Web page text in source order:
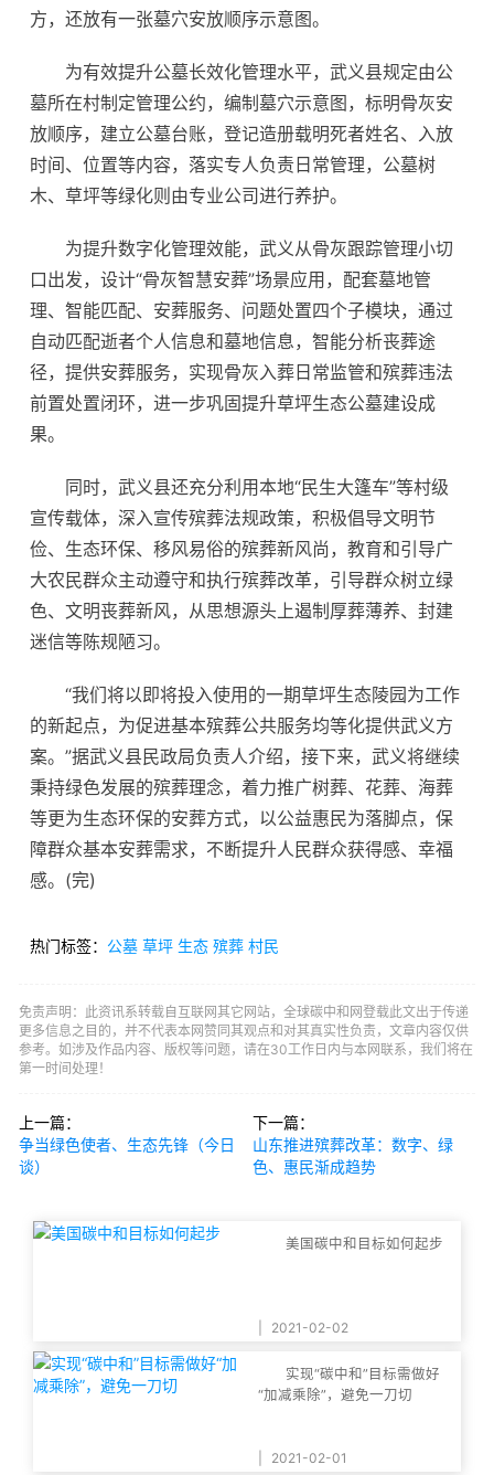
方，还放有一张墓穴安放顺序示意图。
为有效提升公墓长效化管理水平，武义县规定由公
墓所在村制定管理公约，编制墓穴示意图，标明骨灰安
放顺序，建立公墓台账，登记造册载明死者姓名、入放
时间、位置等内容，落实专人负责日常管理，公墓树
木、草坪等绿化则由专业公司进行养护。
为提升数字化管理效能，武义从骨灰跟踪管理小切
口出发，设计“骨灰智慧安葬”场景应用，配套墓地管
理、智能匹配、安葬服务、问题处置四个子模块，通过
自动匹配逝者个人信息和墓地信息，智能分析丧葬途
径，提供安葬服务，实现骨灰入葬日常监管和殡葬违法
前置处置闭环，进一步巩固提升草坪生态公墓建设成
果。
同时，武义县还充分利用本地“民生大篷车”等村级
宣传载体，深入宣传殡葬法规政策，积极倡导文明节
俭、生态环保、移风易俗的殡葬新风尚，教育和引导广
大农民群众主动遵守和执行殡葬改革，引导群众树立绿
色、文明丧葬新风，从思想源头上遏制厚葬薄养、封建
迷信等陈规陋习。
“我们将以即将投入使用的一期草坪生态陵园为工作
的新起点，为促进基本殡葬公共服务均等化提供武义方
案。”据武义县民政局负责人介绍，接下来，武义将继续
秉持绿色发展的殡葬理念，着力推广树葬、花葬、海葬
等更为生态环保的安葬方式，以公益惠民为落脚点，保
障群众基本安葬需求，不断提升人民群众获得感、幸福
感。(完)
热门标签： 公墓 草坪 生态 殡葬 村民
免责声明：此资讯系转载自互联网其它网站，全球碳中和网登载此文出于传递
更多信息之目的，并不代表本网赞同其观点和对其真实性负责，文章内容仅供
参考。如涉及作品内容、版权等问题，请在30工作日内与本网联系，我们将在
第一时间处理！
上一篇：
争当绿色使者、生态先锋（今日
谈）
下一篇：
山东推进殡葬改革：数字、绿
色、惠民渐成趋势
美国碳中和目标如何起步
2021-02-02
实现“碳中和”目标需做好
“加减乘除”，避免一刀切
2021-02-01